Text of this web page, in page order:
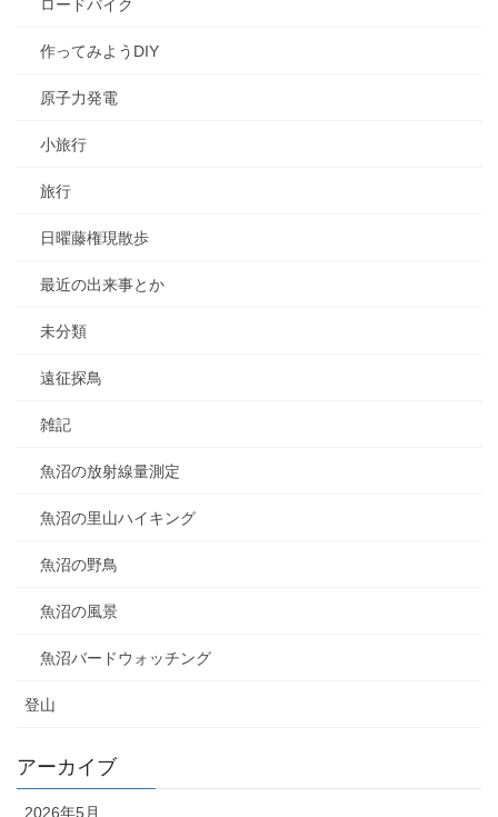
ロードバイク
作ってみようDIY
原子力発電
小旅行
旅行
日曜藤権現散歩
最近の出来事とか
未分類
遠征探鳥
雑記
魚沼の放射線量測定
魚沼の里山ハイキング
魚沼の野鳥
魚沼の風景
魚沼バードウォッチング
登山
アーカイブ
2026年5月